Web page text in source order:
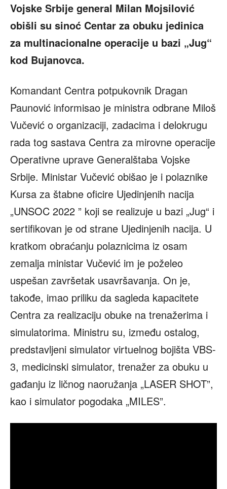
Vojske Srbije general Milan Mojsilović
obišli su sinoć Centar za obuku jedinica
za multinacionalne operacije u bazi „Jug“
kod Bujanovca.
Komandant Centra potpukovnik Dragan
Paunović informisao je ministra odbrane Miloš
Vučević o organizaciji, zadacima i delokrugu
rada tog sastava Centra za mirovne operacije
Operativne uprave Generalštaba Vojske
Srbije. Ministar Vučević obišao je i polaznike
Kursa za štabne oficire Ujedinjenih nacija
„UNSOC 2022 ” koji se realizuje u bazi „Jug“ i
sertifikovan je od strane Ujedinjenih nacija. U
kratkom obraćanju polaznicima iz osam
zemalja ministar Vučević im je poželeo
uspešan završetak usavršavanja. On je,
takođe, imao priliku da sagleda kapacitete
Centra za realizaciju obuke na trenažerima i
simulatorima. Ministru su, između ostalog,
predstavljeni simulator virtuelnog bojišta VBS-
3, medicinski simulator, trenažer za obuku u
gađanju iz ličnog naoružanja „LASER SHOT”,
kao i simulator pogodaka „MILES”.